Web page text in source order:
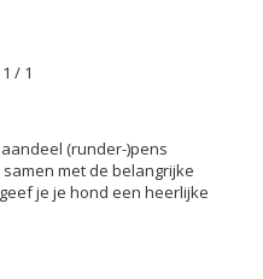
1 / 1
(runder-)pens
met de belangrijke
je je hond een heerlijke